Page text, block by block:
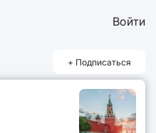
Войти
+ Подписаться